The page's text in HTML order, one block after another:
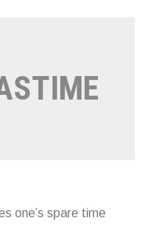
one’s spare time